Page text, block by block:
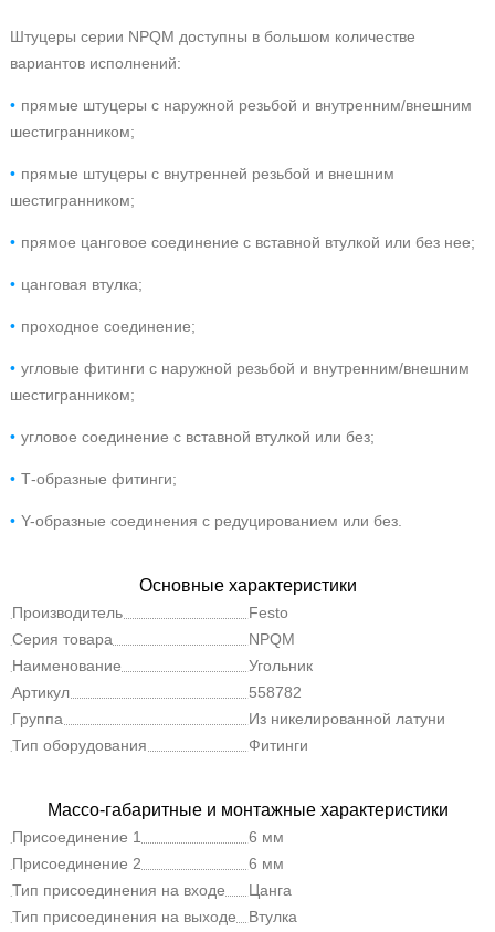
Штуцеры серии NPQM доступны в большом количестве
вариантов исполнений:
прямые штуцеры с наружной резьбой и внутренним/внешним
шестигранником;
прямые штуцеры с внутренней резьбой и внешним
шестигранником;
прямое цанговое соединение с вставной втулкой или без нее;
цанговая втулка;
проходное соединение;
угловые фитинги с наружной резьбой и внутренним/внешним
шестигранником;
угловое соединение с вставной втулкой или без;
Т-образные фитинги;
Y-образные соединения с редуцированием или без.
Основные характеристики
Производитель
Festo
Серия товара
NPQM
Наименование
Угольник
Артикул
558782
Группа
Из никелированной латуни
Тип оборудования
Фитинги
Массо-габаритные и монтажные характеристики
Присоединение 1
6 мм
Присоединение 2
6 мм
Тип присоединения на входе
Цанга
Тип присоединения на выходе
Втулка